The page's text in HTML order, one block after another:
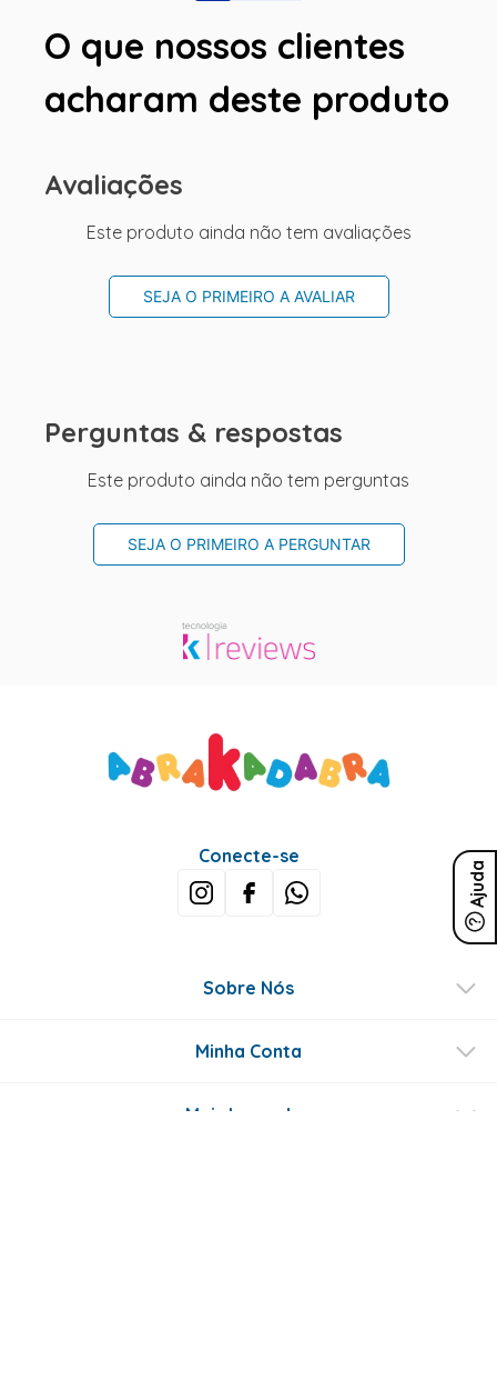
O que nossos clientes
acharam deste produto
Avaliações
Este produto ainda não tem avaliações
SEJA O PRIMEIRO A AVALIAR
Perguntas & respostas
Este produto ainda não tem perguntas
SEJA O PRIMEIRO A PERGUNTAR
Ajuda
Conecte-se
Sobre Nós
Minha Conta
Mais buscados